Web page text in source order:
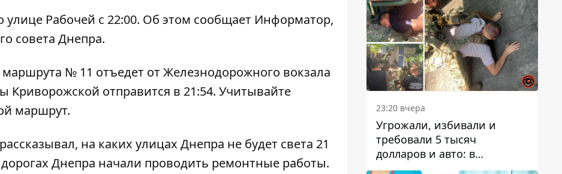
улице Рабочей с 22:00. Об этом сообщает Информатор,
совета Днепра.
№ 11 отъедет от Железнодорожного вокзала
Криворожской отправится в 21:54. Учитывайте
маршрут.
на каких улицах Днепра не будет света 21
Днепра начали проводить ремонтные работы.
23:20 вчера
Угрожали, избивали и
требовали 5 тысяч
долларов и авто: в
Павлограде задержали двух